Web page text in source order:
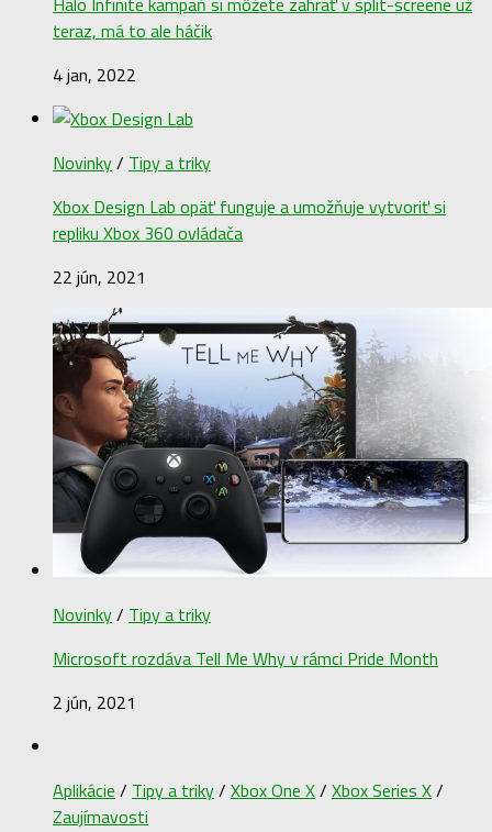
teraz, má to ale háčik
4 jan, 2022
Novinky/ Tipy a triky
Xbox Design Lab opäť funguje a umožňuje vytvoriť si
repliku Xbox 360 ovládača
22 jún, 2021
Novinky/ Tipy a triky
Microsoft rozdáva Tell Me Why v rámci Pride Month
2 jún, 2021
Aplikácie / Tipy a triky/ Xbox One X/ Xbox Series X/
Zaujímavosti